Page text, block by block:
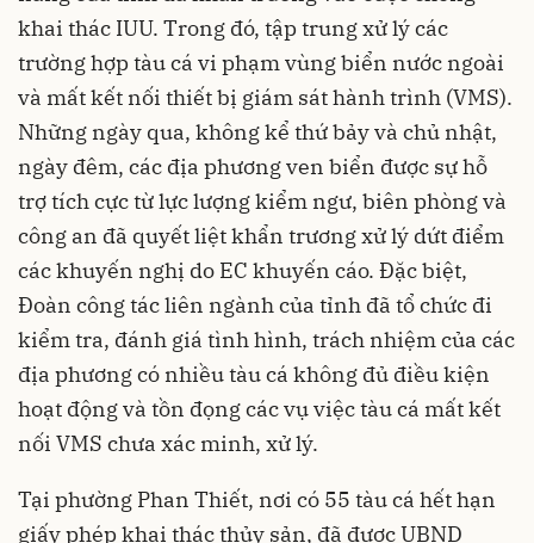
khai thác IUU. Trong đó, tập trung xử lý các
trường hợp tàu cá vi phạm vùng biển nước ngoài
và mất kết nối thiết bị giám sát hành trình (VMS).
Những ngày qua, không kể thứ bảy và chủ nhật,
ngày đêm, các địa phương ven biển được sự hỗ
trợ tích cực từ lực lượng kiểm ngư, biên phòng và
công an đã quyết liệt khẩn trương xử lý dứt điểm
các khuyến nghị do EC khuyến cáo. Đặc biệt,
Đoàn công tác liên ngành của tỉnh đã tổ chức đi
kiểm tra, đánh giá tình hình, trách nhiệm của các
địa phương có nhiều tàu cá không đủ điều kiện
hoạt động và tồn đọng các vụ việc tàu cá mất kết
nối VMS chưa xác minh, xử lý.
Tại phường Phan Thiết, nơi có 55 tàu cá hết hạn
giấy phép khai thác thủy sản, đã được UBND